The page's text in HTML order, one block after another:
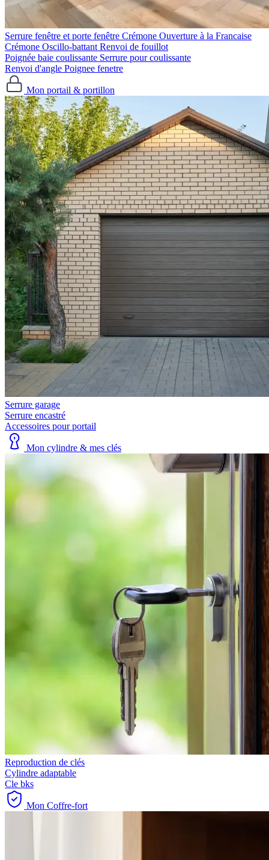
Serrure fenêtre et porte fenêtre Crémone Ouverture à la Francaise
Crémone Oscillo-battant Renvoi de fouillot
Poignée baie coulissante Serrure pour coulissante
Renvoi d'angle Poignee fenetre
Mon portail & portillon
Serrure garage
Serrure encastré
Accessoires pour portail
Mon cylindre & mes clés
Reproduction de clés
Cylindre adaptable
Cle bks
Mon Coffre-fort